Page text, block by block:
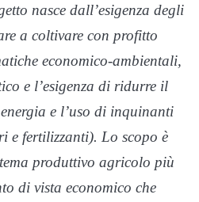
nasce dall’esigenza degli
a coltivare con profitto
economico-ambientali,
e l’esigenza di ridurre il
e l’uso di inquinanti
e fertilizzanti). Lo scopo è
produttivo agricolo più
di vista economico che